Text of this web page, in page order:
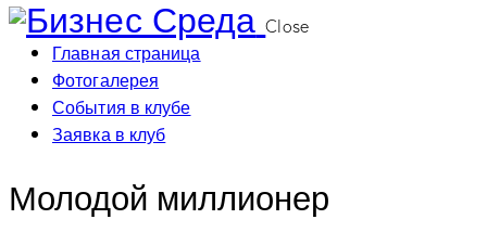
Close
Главная страница
Фотогалерея
События в клубе
Заявка в клуб
Молодой миллионер